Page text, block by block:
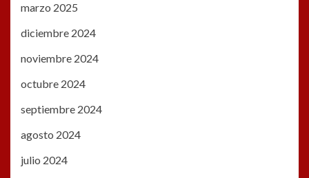
marzo 2025
diciembre 2024
noviembre 2024
octubre 2024
septiembre 2024
agosto 2024
julio 2024